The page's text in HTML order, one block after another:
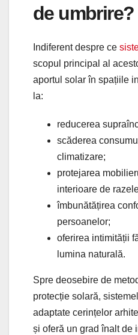
de umbrire?
Indiferent despre ce
scopul principal al
aportul solar în spațiile
la:
reducerea
scăderea
climatizare;
protejarea
interioare de
îmbunătățirea
persoanelor;
oferirea intimității
lumina naturală.
Spre deosebire de
protecție solară,
adaptate cerințelor
și oferă un grad înalt de